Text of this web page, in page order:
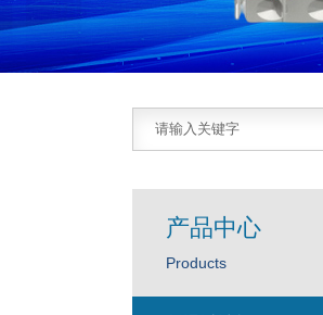
产品中心
Products